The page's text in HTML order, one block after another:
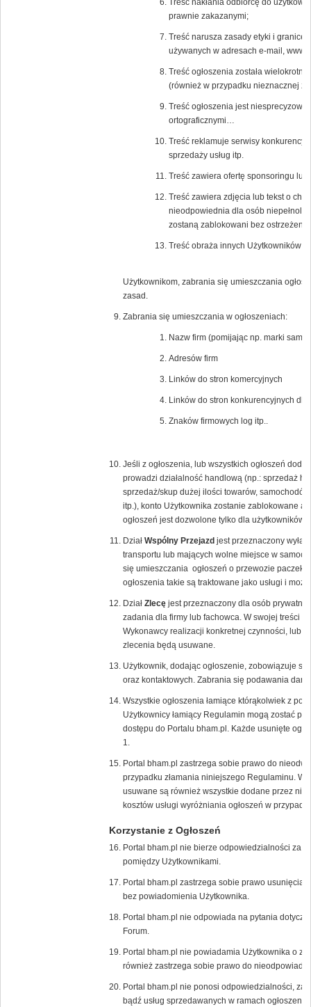
Treść nakłania odbiorcę do
prawnie zakazanymi;
Treść narusza zasady etyki i granice
używanych w adresach e-mail, www
Treść ogłoszenia została
(również w przypadku nieznacznej
Treść ogłoszenia jest
ortograficznymi…
Treść reklamuje serwisy
sprzedaży usług itp.
Treść zawiera ofertę sponsoringu lub
Treść zawiera zdjęcia lub tekst o
nieodpowiednia dla osób
zostaną zablokowani bez
Treść obraża innych Użytkowników
Użytkownikom, zabrania się umieszczania
zasad.
Zabrania się umieszczania w ogłoszeniach:
Nazw firm (pomijając np. marki
Adresów firm
Linków do stron komercyjnych
Linków do stron konkurencyjnych dla
Znaków firmowych log itp..
Jeśli z ogłoszenia, lub wszystkich ogłoszeń
prowadzi działalność handlową (np.: sprzedaż
sprzedaż/skup dużej ilości towarów,
itp.), konto Użytkownika zostanie zablokowane a
ogłoszeń jest dozwolone tylko dla użytkowników
Dział Wspólny Przejazd jest przeznaczony
transportu lub mających wolne miejsce w
się umieszczania ogłoszeń o przewozie paczek
ogłoszenia takie są traktowane jako usługi i
Dział Zlecęjest przeznaczony dla osób
zadania dla firmy lub fachowca. W swojej treści
Wykonawcy realizacji konkretnej czynności, lub
zlecenia będą usuwane.
Użytkownik, dodając ogłoszenie, zobowiązuje
oraz kontaktowych. Zabrania się podawania
Wszystkie ogłoszenia łamiące którąkolwiek z
Użytkownicy łamiący Regulamin mogą zostać
dostępu do Portalu bham.pl. Każde usunięte
1.
Portal bham.pl zastrzega sobie prawo do
przypadku złamania niniejszego Regulaminu.
usuwane są również wszystkie dodane przez
kosztów usługi wyróżniania ogłoszeń w
Korzystanie z Ogłoszeń
Portal bham.pl nie bierze odpowiedzialności za
pomiędzy Użytkownikami.
Portal bham.pl zastrzega sobie prawo
bez powiadomienia Użytkownika.
Portal bham.pl nie odpowiada na pytania
Forum.
Portal bham.pl nie powiadamia Użytkownika o
również zastrzega sobie prawo do
Portal bham.pl nie ponosi odpowiedzialności,
bądź usług sprzedawanych w ramach